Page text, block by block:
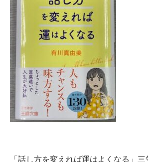
「話し方を変えれば運はよくなる」